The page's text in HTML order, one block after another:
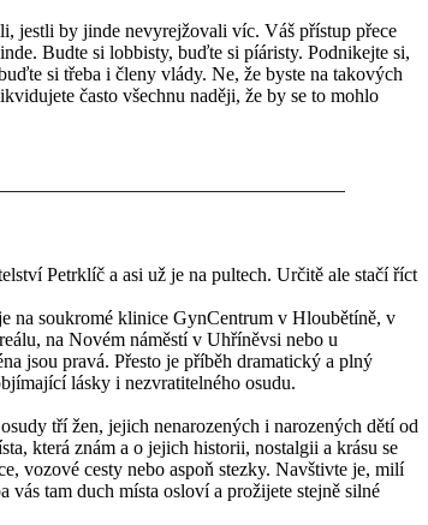
jestli by jinde nevyrejžovali víc. Váš přístup přece
Budte si lobbisty, buďte si píáristy. Podnikejte si,
si třeba i členy vlády. Ne, že byste na takových
často všechnu naději, že by se to mohlo
Petrklíč a asi už je na pultech. Určitě ale stačí říct
na soukromé klinice GynCentrum v Hloubětíně, v
na Novém náměstí v Uhříněvsi nebo u
jsou pravá. Přesto je příběh dramatický a plný
lásky i nezvratitelného osudu.
tří žen, jejich nenarozených i narozených dětí od
která znám a o jejich historii, nostalgii a krásu se
vozové cesty nebo aspoň stezky. Navštivte je, milí
tam duch místa osloví a prožijete stejně silné